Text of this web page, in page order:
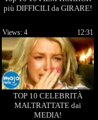
più DIFFICILI da GIRARE!
TOP 10 CELEBRITÀ
MALTRATTATE dai
MEDIA!
12:31
Views: 4